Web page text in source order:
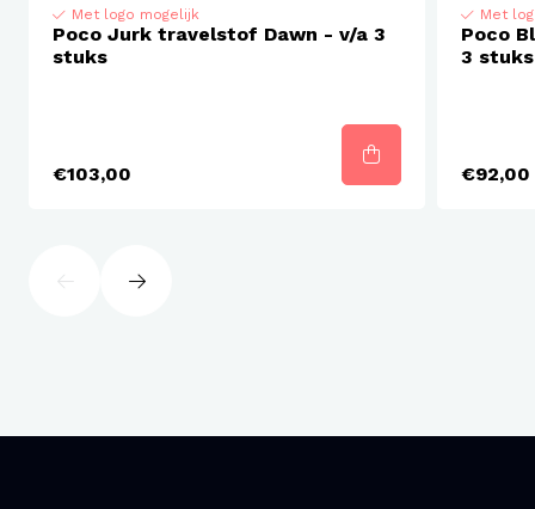
Met logo mogelijk
Poco Jurk travelstof Dawn - v/a 3
stuks
€103,00
Met
Poco
3
€92,00